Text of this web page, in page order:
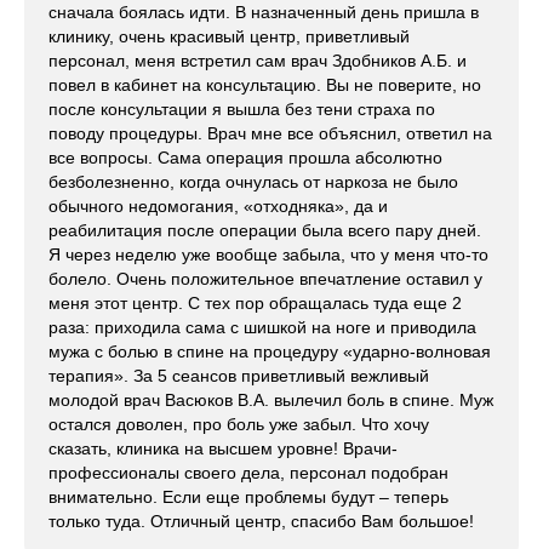
сначала боялась идти. В назначенный день пришла в
клинику, очень красивый центр, приветливый
персонал, меня встретил сам врач Здобников А.Б. и
повел в кабинет на консультацию. Вы не поверите, но
после консультации я вышла без тени страха по
поводу процедуры. Врач мне все объяснил, ответил на
все вопросы. Сама операция прошла абсолютно
безболезненно, когда очнулась от наркоза не было
обычного недомогания, «отходняка», да и
реабилитация после операции была всего пару дней.
Я через неделю уже вообще забыла, что у меня что-то
болело. Очень положительное впечатление оставил у
меня этот центр. С тех пор обращалась туда еще 2
раза: приходила сама с шишкой на ноге и приводила
мужа с болью в спине на процедуру «ударно-волновая
терапия». За 5 сеансов приветливый вежливый
молодой врач Васюков В.А. вылечил боль в спине. Муж
остался доволен, про боль уже забыл. Что хочу
сказать, клиника на высшем уровне! Врачи-
профессионалы своего дела, персонал подобран
внимательно. Если еще проблемы будут – теперь
только туда. Отличный центр, спасибо Вам большое!